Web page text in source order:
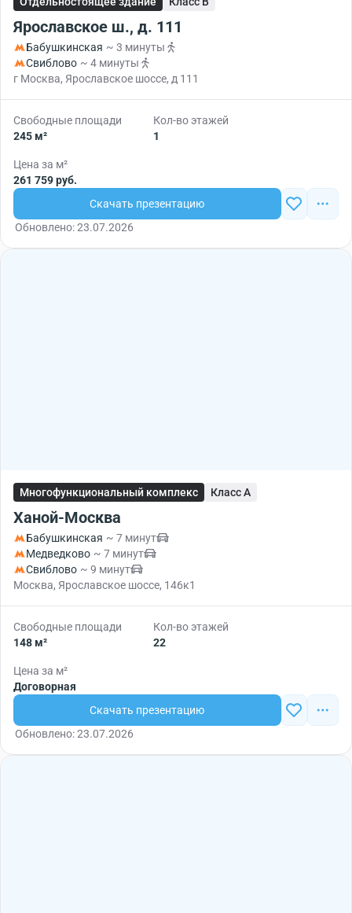
Ярославское ш., д. 111
Бабушкинская ~ 3 минуты
Свиблово ~ 4 минуты
г Москва, Ярославское шоссе, д 111
Свободные площади
245 м²
Кол-во этажей
1
Цена за м²
261 759 руб.
Скачать презентацию
Обновлено: 23.07.2026
Многофункциональный комплекс Класс A
Ханой-Москва
Бабушкинская ~ 7 минут
Медведково ~ 7 минут
Свиблово ~ 9 минут
Москва, Ярославское шоссе, 146к1
Свободные площади
148 м²
Кол-во этажей
22
Цена за м²
Договорная
Скачать презентацию
Обновлено: 23.07.2026